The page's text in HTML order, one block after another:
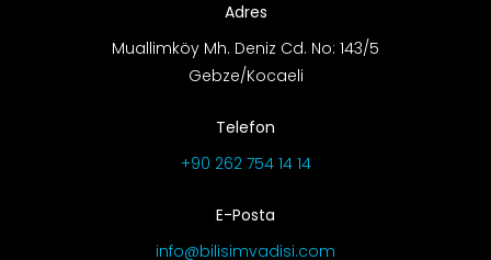
Adres
Muallimköy Mh. Deniz Cd. No: 143/5
Gebze/Kocaeli
Telefon
+90 262 754 14 14
E-Posta
info@bilisimvadisi.com